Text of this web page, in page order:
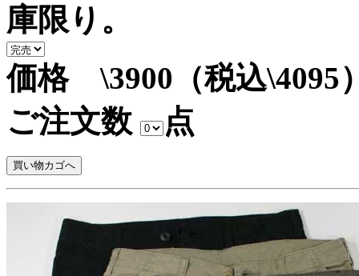
庫限り。
価格 \3900（税込\4095
ご注文数
点